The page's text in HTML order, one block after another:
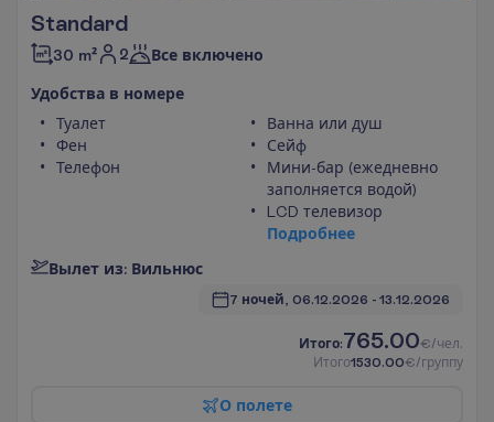
Standard
30 m² 2 Все включено
Удобства в номере
Туалет
Фен
Телефон
Ванна или душ
Сейф
Мини-бар (ежедневно
заполняется водой)
LCD телевизор
Подробнее
Вылет из: Вильнюс
7 ночей, 06.12.2026 - 13.12.2026
И того:765.00€/чел.
Итого1530.00€/группу
О полете